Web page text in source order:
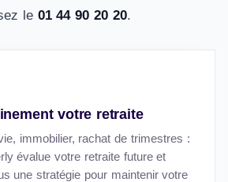
le 01 44 90 20 20.
votre retraite
immobilier, rachat de trimestres :
évalue votre retraite future et
une stratégie pour maintenir votre